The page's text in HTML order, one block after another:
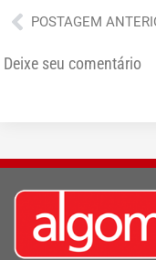
Anterior
POSTAGEM
Deixe seu comentário